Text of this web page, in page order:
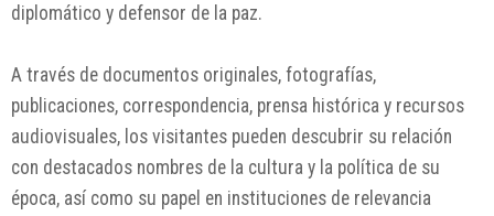
diplomático y defensor de la paz.
A través de documentos originales, fotografías,
publicaciones, correspondencia, prensa histórica y recursos
audiovisuales, los visitantes pueden descubrir su relación
con destacados nombres de la cultura y la política de su
época, así como su papel en instituciones de relevancia